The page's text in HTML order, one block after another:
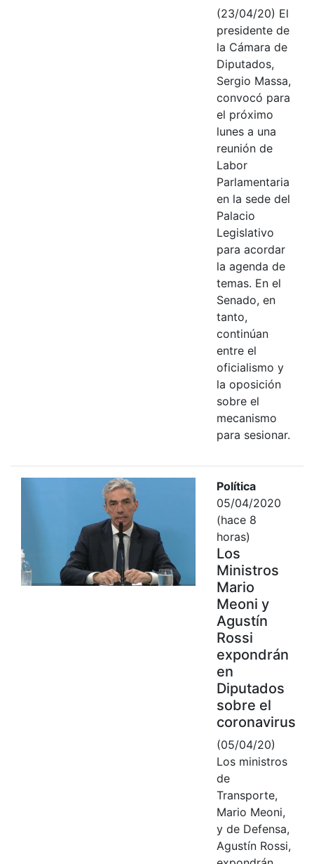
(23/04/20) El
presidente de
la Cámara de
Diputados,
Sergio Massa,
convocó para
el próximo
lunes a una
reunión de
Labor
Parlamentaria
en la sede del
Palacio
Legislativo
para acordar
la agenda de
temas. En el
Senado, en
tanto,
continúan
entre el
oficialismo y
la oposición
sobre el
mecanismo
para sesionar.
Política
05/04/2020
(hace 8
horas)
Los
Ministros
Mario
Meoni y
Agustín
Rossi
expondrán
en
Diputados
sobre el
coronavirus
(05/04/20)
Los ministros
de
Transporte,
Mario Meoni,
y de Defensa,
Agustín Rossi,